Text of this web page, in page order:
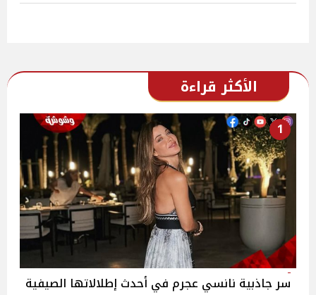
الأكثر قراءة
1
سر جاذبية نانسي عجرم في أحدث إطلالاتها الصيفية